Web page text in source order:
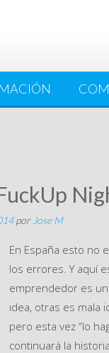
por Jose M
En España esto no
los errores. Y aquí
emprendedor es
idea, otras es mala
pero esta vez “lo
continuará la